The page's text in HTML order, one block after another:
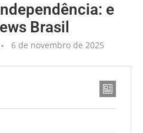
e
Brasil
6 de novembro de 2025